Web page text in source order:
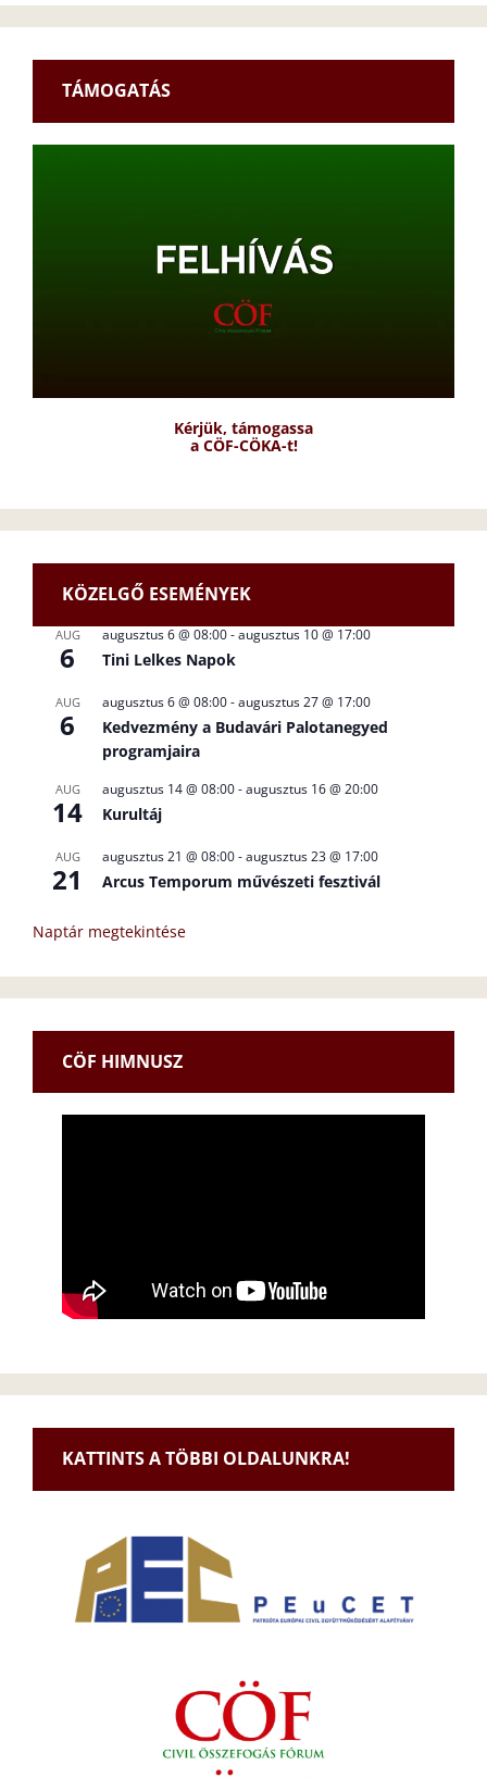
TÁMOGATÁS
Kérjük, támogassa
a CÖF-CÖKA-t!
KÖZELGŐ ESEMÉNYEK
AUG
6
augusztus 6 @ 08:00-augusztus 10 @ 17:00
Tini Lelkes Napok
AUG
6
augusztus 6 @ 08:00-augusztus 27 @ 17:00
Kedvezmény a Budavári Palotanegyed
programjaira
AUG
14
augusztus 14 @ 08:00-augusztus 16 @ 20:00
Kurultáj
AUG
21
augusztus 21 @ 08:00-augusztus 23 @ 17:00
Arcus Temporum művészeti fesztivál
Naptár megtekintése
CÖF HIMNUSZ
KATTINTS A TÖBBI OLDALUNKRA!